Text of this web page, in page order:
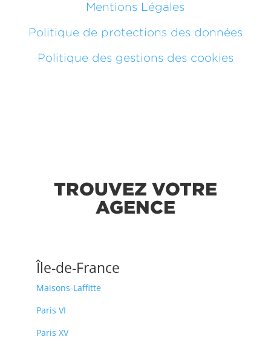
Mentions Légales
Politique de protections des données
Politique des gestions des cookies
TROUVEZ VOTRE
AGENCE
Île-de-France
Maisons-Laffitte
Paris VI
Paris XV